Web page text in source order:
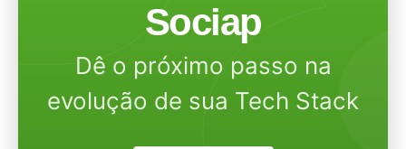
Sociap
Dê o próximo passo na
evolução de sua Tech Stack